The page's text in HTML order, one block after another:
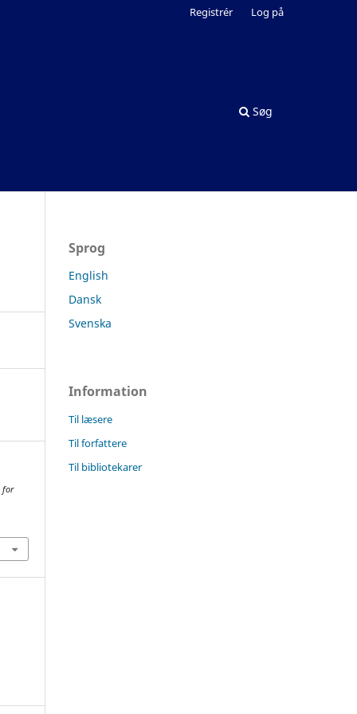
Søg
Registrér Log på
for
Sprog
English
Dansk
Svenska
Information
Til læsere
Til forfattere
Til bibliotekarer